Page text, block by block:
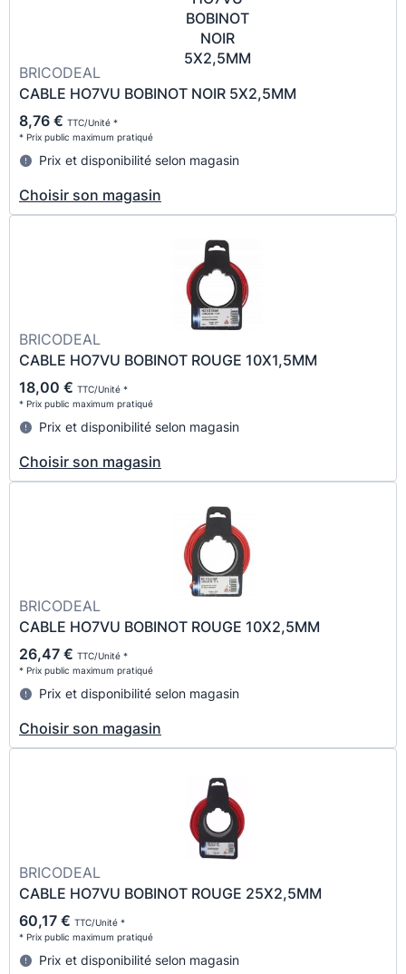
BRICODEAL
CABLE HO7VU BOBINOT NOIR 5X2,5MM
8,76 € TTC/Unité *
* Prix public maximum pratiqué
Prix et disponibilité selon magasin
Choisir son magasin
BRICODEAL
CABLE HO7VU BOBINOT ROUGE 10X1,5MM
18,00 € TTC/Unité *
* Prix public maximum pratiqué
Prix et disponibilité selon magasin
Choisir son magasin
BRICODEAL
CABLE HO7VU BOBINOT ROUGE 10X2,5MM
26,47 € TTC/Unité *
* Prix public maximum pratiqué
Prix et disponibilité selon magasin
Choisir son magasin
BRICODEAL
CABLE HO7VU BOBINOT ROUGE 25X2,5MM
60,17 € TTC/Unité *
* Prix public maximum pratiqué
Prix et disponibilité selon magasin